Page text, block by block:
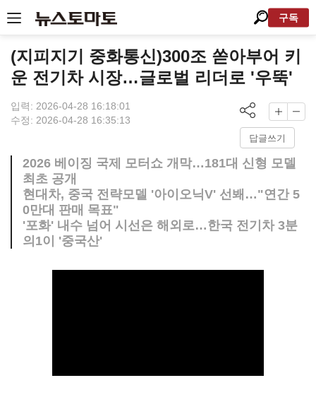
구독
(지피지기 중화통신)300조 쏟아부어 키
운 전기차 시장…글로벌 리더로 '우뚝'
입력: 2026-04-28 16:18:01
수정: 2026-04-28 16:35:13
답글쓰기
2026 베이징 국제 모터쇼 개막…181대 신형 모델
최초 공개
현대차, 중국 전략모델 '아이오닉V' 선봬…"연간 5
0만대 판매 목표"
'포화' 내수 넘어 시선은 해외로…한국 전기차 3분
의1이 '중국산'